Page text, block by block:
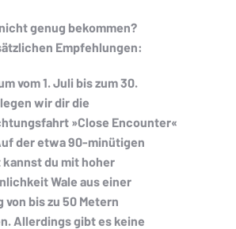
genug bekommen?
Empfehlungen:
vom 1. Juli bis zum 30.
wir dir die
»Close Encounter«
der etwa 90-minütigen
du mit hoher
Wale aus einer
von bis zu 50 Metern
Allerdings gibt es keine